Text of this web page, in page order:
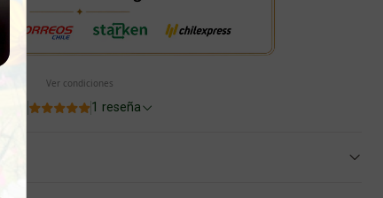
Ver condiciones
1 reseña